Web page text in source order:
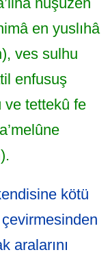
en yuslıhâ
ves sulhu
enfusuş
ve tettekû fe
kötü
aralarını